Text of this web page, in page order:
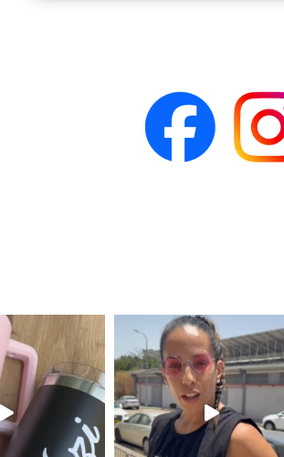
אחד צריך! קיימת באתר ובסני
המוצר הכי מבוקש שלנו מטף לגילוי